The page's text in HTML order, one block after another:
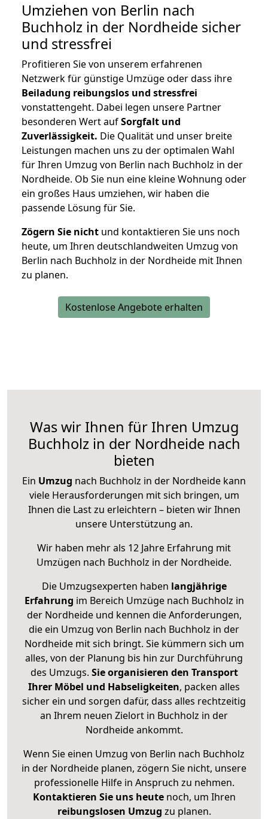
Umziehen von Berlin nach
Buchholz in der Nordheide sicher
und stressfrei
Profitieren Sie von unserem erfahrenen
Netzwerk für günstige Umzüge oder dass ihre
Beiladung reibungslos und stressfrei
vonstattengeht. Dabei legen unsere Partner
besonderen Wert aufSorgfalt und
Zuverlässigkeit. Die Qualität und unser breite
Leistungen machen uns zu der optimalen Wahl
für Ihren Umzug von Berlin nach Buchholz in der
Nordheide. Ob Sie nun eine kleine Wohnung oder
ein großes Haus umziehen, wir haben die
passende Lösung für Sie.
Zögern Sie nicht und kontaktieren Sie uns noch
heute, um Ihren deutschlandweiten Umzug von
Berlin nach Buchholz in der Nordheide mit Ihnen
zu planen.
Kostenlose Angebote erhalten
Was wir Ihnen für Ihren Umzug
Buchholz in der Nordheide nach
bieten
Ein Umzug nach Buchholz in der Nordheide kann
viele Herausforderungen mit sich bringen, um
Ihnen die Last zu erleichtern – bieten wir Ihnen
unsere Unterstützung an.
Wir haben mehr als 12 Jahre Erfahrung mit
Umzügen nach Buchholz in der Nordheide.
Die Umzugsexperten haben langjährige
Erfahrung im Bereich Umzüge nach Buchholz in
der Nordheide und kennen die Anforderungen,
die ein Umzug von Berlin nach Buchholz in der
Nordheide mit sich bringt. Sie kümmern sich um
alles, von der Planung bis hin zur Durchführung
des Umzugs. Sie organisieren den Transport
Ihrer Möbel und Habseligkeiten, packen alles
sicher ein und sorgen dafür, dass alles rechtzeitig
an Ihrem neuen Zielort in Buchholz in der
Nordheide ankommt.
Wenn Sie einen Umzug von Berlin nach Buchholz
in der Nordheide planen, zögern Sie nicht, unsere
professionelle Hilfe in Anspruch zu nehmen.
Kontaktieren Sie uns heutenoch, um Ihren
reibungslosen Umzug zu planen.